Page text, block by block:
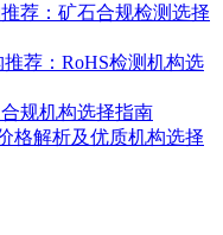
荐：矿石合规检测选择
荐：RoHS检测机构选
规机构选择指南
格解析及优质机构选择